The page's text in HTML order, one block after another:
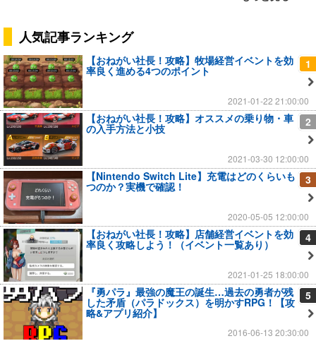
人気記事ランキング
1
【おねがい社長！攻略】牧場経営イベントを効
率良く進める4つのポイント
2021-01-22 21:00:00
2
【おねがい社長！攻略】オススメの乗り物・車
の入手方法と小技
2021-03-30 12:00:00
3
【Nintendo Switch Lite】充電はどのくらいも
つのか？実機で確認！
2020-05-05 12:00:00
4
【おねがい社長！攻略】店舗経営イベントを効
率良く攻略しよう！（イベント一覧あり）
2021-01-25 18:00:00
5
『勇パラ』最強の魔王の誕生…過去の勇者が残
した矛盾（パラドックス）を明かすRPG！【攻
略&アプリ紹介】
2016-06-13 20:30:00